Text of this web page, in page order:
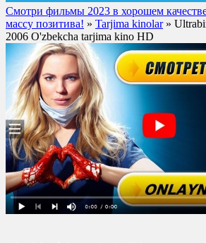
Смотри фильмы 2023 в хорошем
массу позитива! » Tarjima kinolar»
2006 O'zbekcha tarjima kino HD